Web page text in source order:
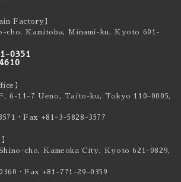
Factory】
cho, Kamitoba, Minami-ku,Kyoto 601-
0351
】
6-11-7 Ueno, Taito-ku, Tokyo 110-0005,
・Fax +81-3-5828-3577
cho, Kameoka City, Kyoto 621-0829,
・Fax +81-771-29-0359